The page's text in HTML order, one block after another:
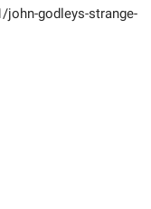
godleys-strange-